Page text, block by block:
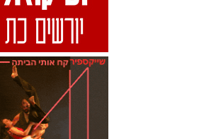
אורחות
פסטיבל חנוכה 2019 בהיכל
הפסטיבל
פסטיבל יהודי בינלאומי
לתרבות עכשוויות 2019-אירועי
הפסטיבל
פסטיבל יוצר דופנ 2024-אירועי
הפסטיבל
פסטיבל ימי הפלמנקו 2025
Dias de flamenco-אירועי